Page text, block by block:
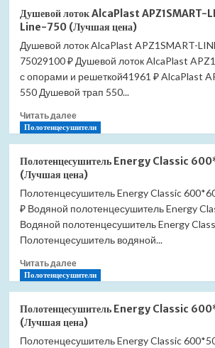
Душевой
лоток
AlcaPlast
APZ8
Simple
APZ8-
550M
(Лучшая
цена)
Душевой лоток AlcaPlast APZ1SMART-
Line-750 (Лучшая цена)
Душевой лоток AlcaPlast APZ1SMART-
75029100 ₽ Душевой лоток AlcaPlast
с опорами и решеткой41961 ₽ AlcaPlast
550 Душевой трап 550...
Читать далееПрочитать
больше
лоток
AlcaPlast
APZ1SMART-
LINE
APZ1Smart-
750
(Лучшая
цена)
Полотенцесушители
Полотенцесушитель Energy Classic
(Лучшая цена)
Полотенцесушитель Energy Classic
₽ Водяной полотенцесушитель Energy
Водяной полотенцесушитель Energy
Полотенцесушитель водяной...
Читать далееПрочитать
больше
Полотенцесушитель
Energy
Classic
600*600
Полотенцесушители
Полотенцесушитель Energy Classic
(Лучшая цена)
Полотенцесушитель Energy Classic